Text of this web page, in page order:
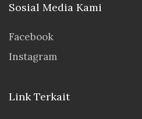
Sosial Media Kami
Facebook
Instagram
Link Terkait